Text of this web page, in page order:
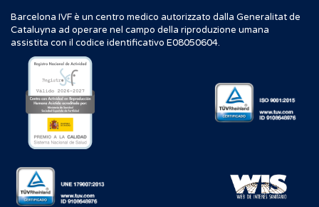
Barcelona IVF è un centro medico autorizzato dalla Generalitat de
Cataluyna ad operare nel campo della riproduzione umana
assistita con il codice identificativo E08050604.